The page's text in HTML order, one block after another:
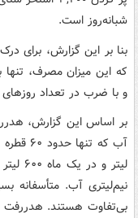
شبانه‌روز است.
بنا بر این گزارش، برای
که این میزان مصرف،
و با ضرب در تعداد
بر اساس این گزارش،
نیم‌لیتری آب. متأسفانه